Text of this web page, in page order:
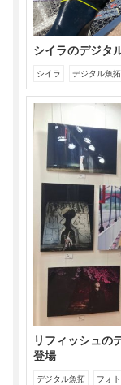
シイラのデジタ
シイラ デジタル魚拓
リフィッシュの
登場
デジタル魚拓 フォ